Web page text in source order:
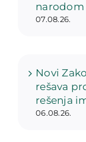
narodom
07.08.26.
Novi
rešava
rešenja
06.08.26.